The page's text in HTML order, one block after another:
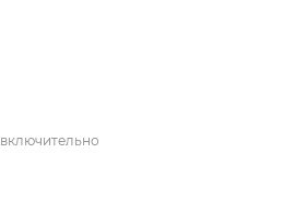
включительно